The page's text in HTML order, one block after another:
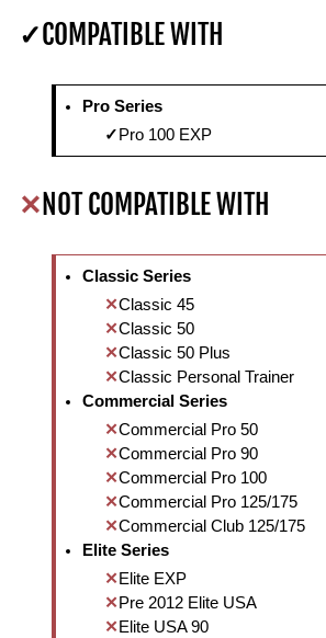
COMPATIBLE WITH
Pro Series
Pro 100 EXP
NOT COMPATIBLE WITH
Classic Series
Classic 45
Classic 50
Classic 50 Plus
Classic Personal Trainer
Commercial Series
Commercial Pro 50
Commercial Pro 90
Commercial Pro 100
Commercial Pro 125/175
Commercial Club 125/175
Elite Series
Elite EXP
Pre 2012 Elite USA
Elite USA 90